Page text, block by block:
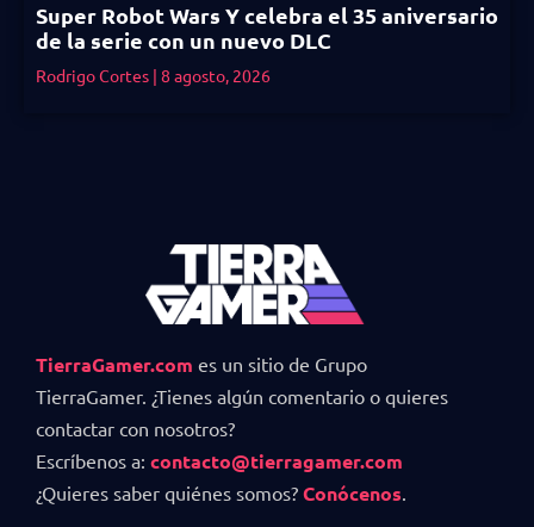
Super Robot Wars Y celebra el 35 aniversario
de la serie con un nuevo DLC
Rodrigo Cortes 8 agosto, 2026
TierraGamer.com es un sitio de Grupo
TierraGamer. ¿Tienes algún comentario o quieres
contactar con nosotros?
Escríbenos a: contacto@tierragamer.com
¿Quieres saber quiénes somos? Conócenos